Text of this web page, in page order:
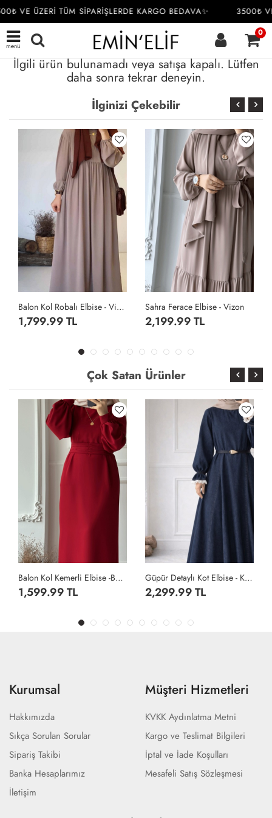
VE ÜZERİ TÜM SİPARİŞLERDE KARGO BEDAVA✨ 3500₺
menü
0
İlgili ürün bulunamadı veya satışa kapalı. Lütfen
daha sonra tekrar deneyin.
İlginizi Çekebilir
Sahra Ferace Elbise - Vizon
2,199.99 TL 2,199.99 TL
Çok Satan Ürünler
2,299.99 TL
Balon Kol Kemerli Elbise -Taş
1,599.99 TL
Kurumsal
Hakkımızda
Sıkça Sorulan Sorular
Sipariş Takibi
Banka Hesaplarımız
İletişim
Müşteri Hizmetleri
KVKK Aydınlatma Metni
Kargo ve Teslimat Bilgileri
İptal ve İade Koşulları
Mesafeli Satış Sözleşmesi